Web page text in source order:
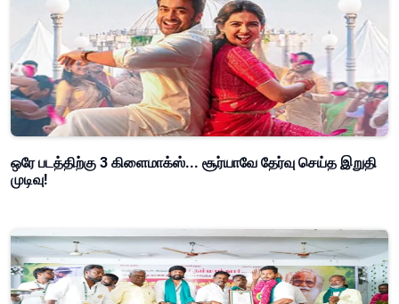
ஒரே படத்திற்கு 3 கிளைமாக்ஸ்... சூர்யாவே தேர்வு செய்த இறுதி
முடிவு!